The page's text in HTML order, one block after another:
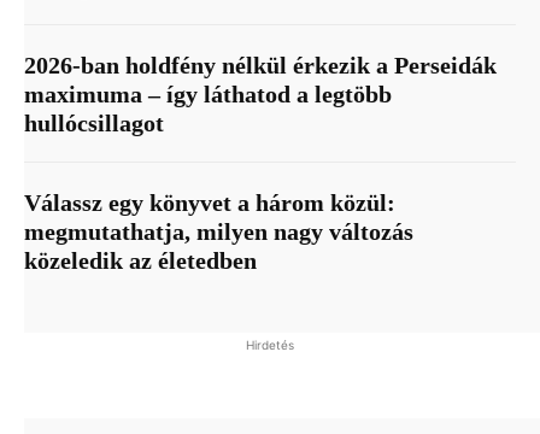
2026-ban holdfény nélkül érkezik a Perseidák
maximuma – így láthatod a legtöbb
hullócsillagot
Válassz egy könyvet a három közül:
megmutathatja, milyen nagy változás
közeledik az életedben
Hirdetés